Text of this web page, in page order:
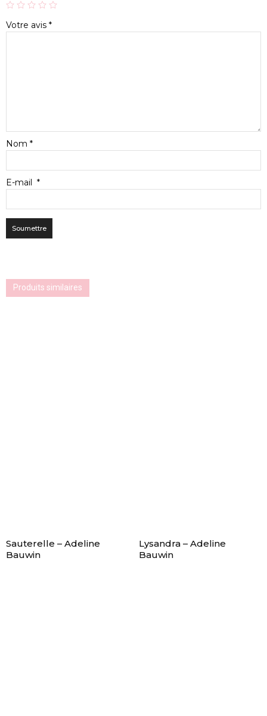
Votre avis *
Nom *
E-mail *
Produits similaires
Sauterelle – Adeline
Bauwin
Lysandra – Adeline
Bauwin